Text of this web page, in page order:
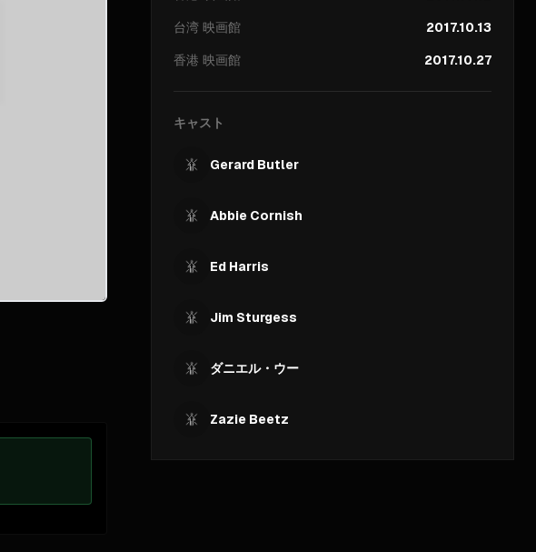
台湾 映画館
2017.10.13
香港 映画館 2017.10.27
キャスト
Gerard Butler
Abbie Cornish
Ed Harris
Jim Sturgess
ダニエル・ウー
Zazie Beetz